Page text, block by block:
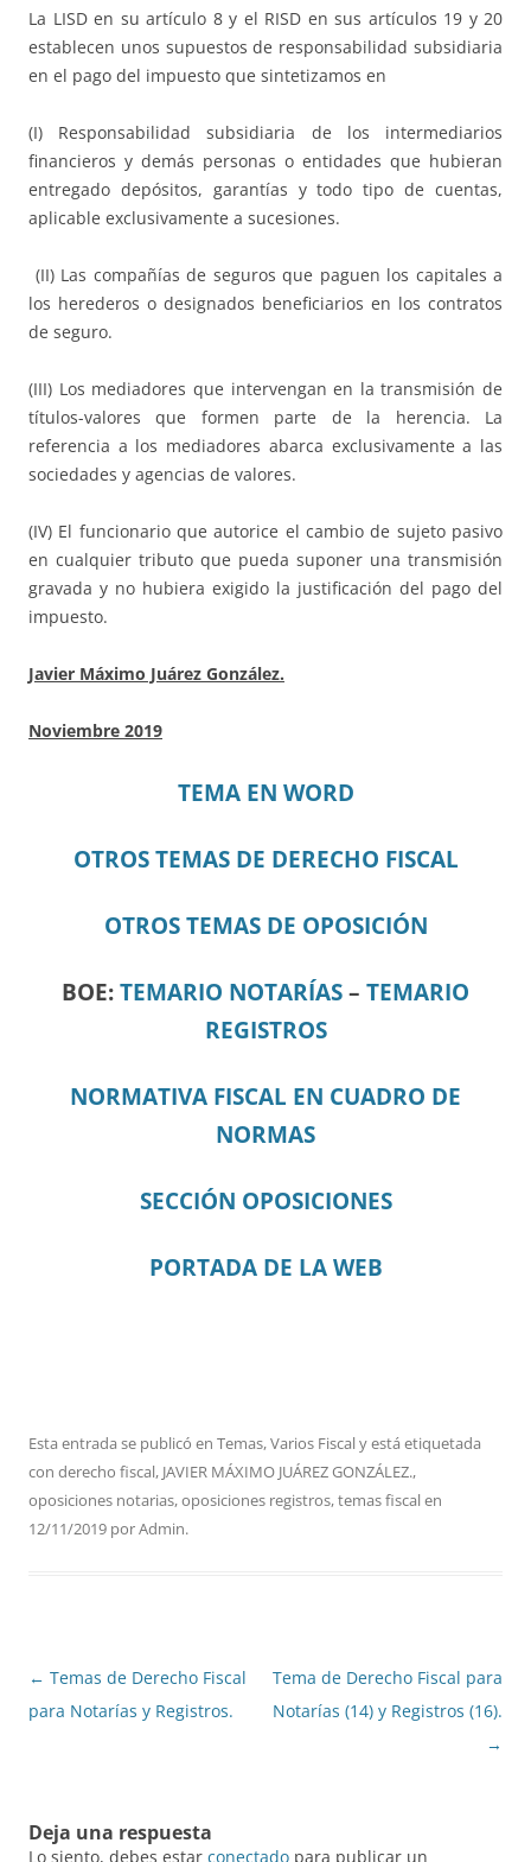
La LISD en su artículo 8 y el RISD en sus artículos 19 y 20
establecen unos supuestos de responsabilidad subsidiaria
en el pago del impuesto que sintetizamos en
(I) Responsabilidad subsidiaria de los intermediarios
financieros y demás personas o entidades que hubieran
entregado depósitos, garantías y todo tipo de cuentas,
aplicable exclusivamente a sucesiones.
(II) Las compañías de seguros que paguen los capitales a
los herederos o designados beneficiarios en los contratos
de seguro.
(III) Los mediadores que intervengan en la transmisión de
títulos-valores que formen parte de la herencia. La
referencia a los mediadores abarca exclusivamente a las
sociedades y agencias de valores.
(IV) El funcionario que autorice el cambio de sujeto pasivo
en cualquier tributo que pueda suponer una transmisión
gravada y no hubiera exigido la justificación del pago del
impuesto.
Javier Máximo Juárez González.
Noviembre 2019
TEMA EN WORD
OTROS TEMAS DE DERECHO FISCAL
OTROS TEMAS DE OPOSICIÓN
BOE: TEMARIO NOTARÍAS – TEMARIO
REGISTROS
NORMATIVA FISCAL EN CUADRO DE
NORMAS
SECCIÓN OPOSICIONES
PORTADA DE LA WEB
Esta entrada se publicó en Temas,Varios Fiscaly está etiquetada
con derecho fiscal, JAVIER MÁXIMO JUÁREZ GONZÁLEZ.,
oposiciones notarias,oposiciones registros,temas fiscalen
12/11/2019 porAdmin.
Navegación
de
← Temas de Derecho Fiscal
para Notarías y Registros.
Tema de Derecho Fiscal para
Notarías (14) y Registros (16).
→
Deja una respuesta
Lo siento, debes estar conectado para publicar un